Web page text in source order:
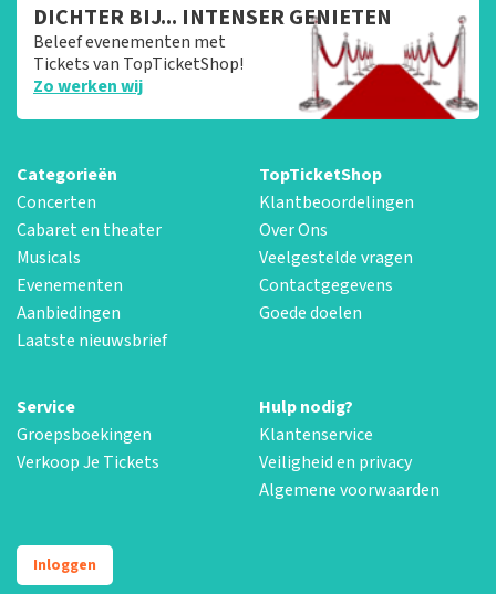
DICHTER BIJ... INTENSER GENIETEN
Beleef evenementen met
Tickets van TopTicketShop!
Zo werken wij
Categorieën
Concerten
Cabaret en theater
Musicals
Evenementen
Aanbiedingen
Laatste nieuwsbrief
TopTicketShop
Klantbeoordelingen
Over Ons
Veelgestelde vragen
Contactgegevens
Goede doelen
Service
Groepsboekingen
Verkoop Je Tickets
Hulp nodig?
Klantenservice
Veiligheid en privacy
Algemene voorwaarden
Inloggen